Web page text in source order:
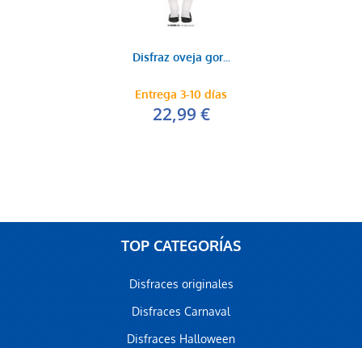
Disfraz oveja gor...
Entrega 3-10 días
22,99 €
TOP CATEGORÍAS
Disfraces originales
Disfraces Carnaval
Disfraces Halloween